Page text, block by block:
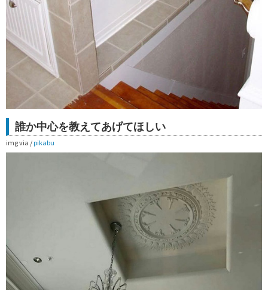
誰か中心を教えてあげてほしい
img via / pikabu